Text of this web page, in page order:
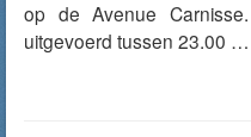
op de Avenue
uitgevoerd tussen 23.00 …